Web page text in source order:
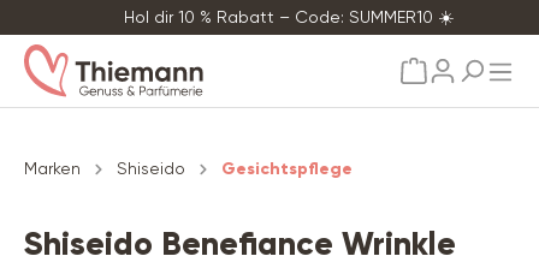
Hol dir 10 % Rabatt – Code: SUMMER10 ☀️
Marken Shiseido Gesichtspflege
Shiseido Benefiance Wrinkle